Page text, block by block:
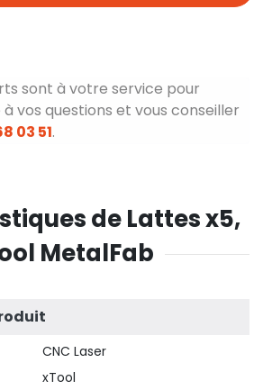
sont à votre service pour
vos questions et vous conseiller
03 51.
de Lattes x5,
MetalFab
CNC Laser
xTool